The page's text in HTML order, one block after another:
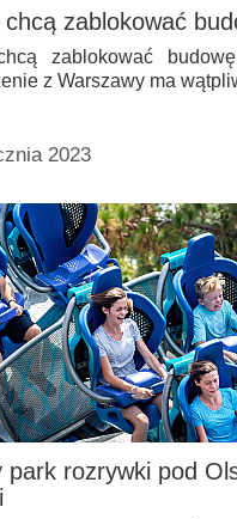
chcą zablokować
zablokować
z Warszawy ma
2023
park rozrywki pod